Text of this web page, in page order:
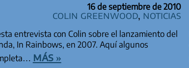
16 de septiembre de 2010
Colin Greenwood, Noticias
entrevista con Colin sobre el lanzamiento del
In Rainbows, en 2007. Aquí algunos
más »